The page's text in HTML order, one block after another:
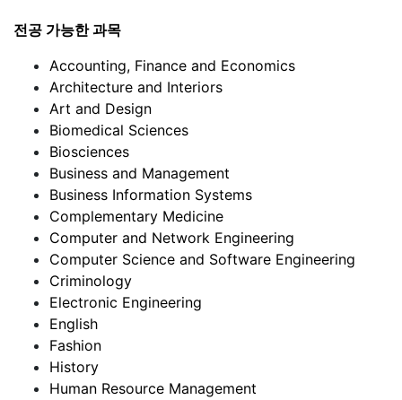
전공 가능한 과목
Accounting, Finance and Economics
Architecture and Interiors
Art and Design
Biomedical Sciences
Biosciences
Business and Management
Business Information Systems
Complementary Medicine
Computer and Network Engineering
Computer Science and Software Engineering
Criminology
Electronic Engineering
English
Fashion
History
Human Resource Management